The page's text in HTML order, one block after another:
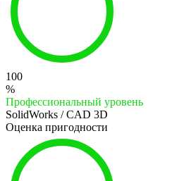
100
%
Профессиональный уровень
SolidWorks / CAD 3D
Оценка пригодности